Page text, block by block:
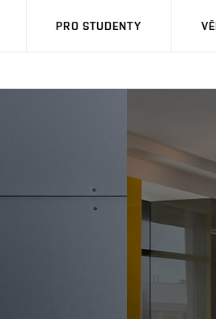
PRO STUDENTY